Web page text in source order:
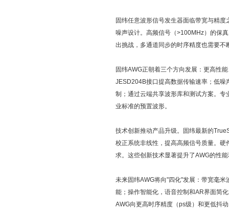
固纬任意波形信号发生器面临带宽与精
噪声设计。高频信号（>100MHz）的保
出挑战，多通道同步的时序精度也需要不
固纬AWG正朝着三个方向发展：更高性
JESD204B接口提高数据传输速率；低
制；通过云端共享波形库和测试方案。
业标准的预置波形。
技术创新推动产品升级。固纬最新的
校正系统非线性，提高高频信号质量。
求。这些创新技术显著提升了AWG的性
未来固纬AWG将向"四化"发展：带宽毫
能；操作智能化，语音控制和AR界面简
AWG向更高时序精度（ps级）和更低抖